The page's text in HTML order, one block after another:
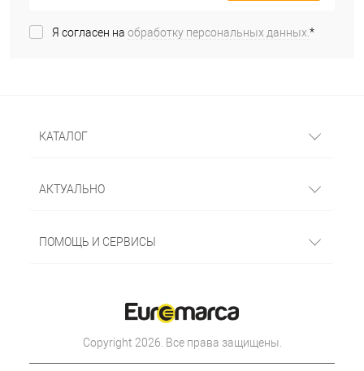
Я согласен на обработку персональных данных.*
КАТАЛОГ
АКТУАЛЬНО
ПОМОЩЬ И СЕРВИСЫ
Copyright 2026. Все права защищены.